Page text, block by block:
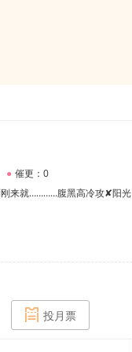
● 催更：0
刚来就…………腹黑高冷攻✘阳光
投月票